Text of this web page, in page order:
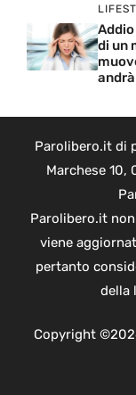
di un
Parolibero.it di
Marchese 10,
Parolibero.it
viene
pertanto
della
Copyright